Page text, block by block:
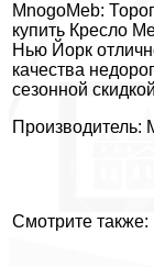
MnogoMeb:
купить Кресло
Нью Йорк
качества
сезонной
Производитель:
Смотрите также: